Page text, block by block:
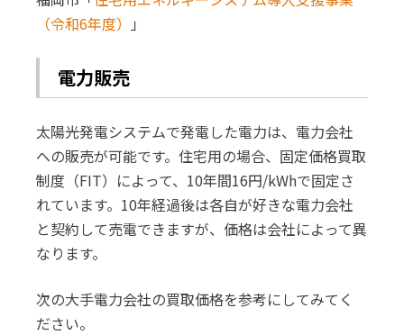
（令和6年度）
」
電力販売
太陽光発電システムで発電した電力は、電力会社
への販売が可能です。住宅用の場合、固定価格買取
制度（FIT）によって、10年間16円/kWhで固定さ
れています。10年経過後は各自が好きな電力会社
と契約して売電できますが、価格は会社によって異
なります。
次の大手電力会社の買取価格を参考にしてみてく
ださい。